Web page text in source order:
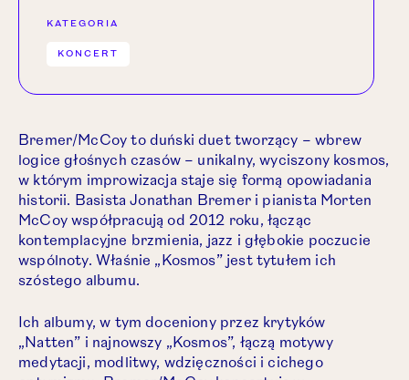
KATEGORIA
KONCERT
Bremer/McCoy to duński duet tworzący – wbrew
logice głośnych czasów – unikalny, wyciszony kosmos,
w którym improwizacja staje się formą opowiadania
historii. Basista Jonathan Bremer i pianista Morten
McCoy współpracują od 2012 roku, łącząc
kontemplacyjne brzmienia, jazz i głębokie poczucie
wspólnoty. Właśnie „Kosmos” jest tytułem ich
szóstego albumu.
Ich albumy, w tym doceniony przez krytyków
„Natten” i najnowszy „Kosmos”, łączą motywy
medytacji, modlitwy, wdzięczności i cichego